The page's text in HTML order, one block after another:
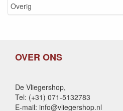
Overig
OVER ONS
De Vliegershop,
Tel: (+31) 071-5132783
E-mail: info@vliegershop.nl